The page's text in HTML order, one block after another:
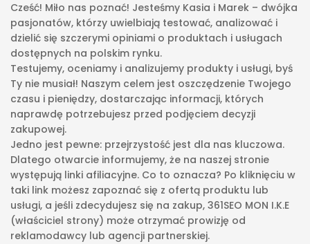
Cześć! Miło nas poznać! Jesteśmy Kasia i Marek – dwójka
pasjonatów, którzy uwielbiają testować, analizować i
dzielić się szczerymi opiniami o produktach i usługach
dostępnych na polskim rynku.
Testujemy, oceniamy i analizujemy produkty i usługi, byś
Ty nie musiał! Naszym celem jest oszczędzenie Twojego
czasu i pieniędzy, dostarczając informacji, których
naprawdę potrzebujesz przed podjęciem decyzji
zakupowej.
Jedno jest pewne: przejrzystość jest dla nas kluczowa.
Dlatego otwarcie informujemy, że na naszej stronie
występują linki afiliacyjne. Co to oznacza? Po kliknięciu w
taki link możesz zapoznać się z ofertą produktu lub
usługi, a jeśli zdecydujesz się na zakup, 361SEO MON I.K.E
(właściciel strony) może otrzymać prowizję od
reklamodawcy lub agencji partnerskiej.